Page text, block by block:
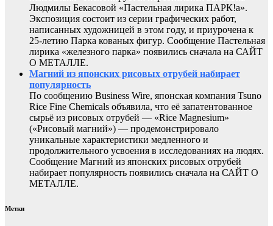
Людмилы Бекасовой «Пастельная лирика ПАРК!а».
Экспозиция состоит из серии графических работ,
написанных художницей в этом году, и приурочена к
25-летию Парка кованых фигур. Сообщение Пастельная
лирика «железного парка» появились сначала на САЙТ
О МЕТАЛЛЕ.
Магний из японских рисовых отрубей набирает
популярность
По сообщению Business Wire, японская компания Tsuno
Rice Fine Chemicals объявила, что её запатентованное
сырьё из рисовых отрубей — «Rice Magnesium»
(«Рисовый магний») — продемонстрировало
уникальные характеристики медленного и
продолжительного усвоения в исследованиях на людях.
Сообщение Магний из японских рисовых отрубей
набирает популярность появились сначала на САЙТ О
МЕТАЛЛЕ.
Метки